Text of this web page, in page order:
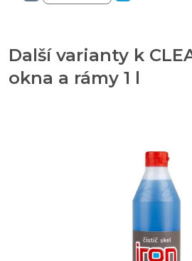
Další varianty k
okna a rámy 1 l